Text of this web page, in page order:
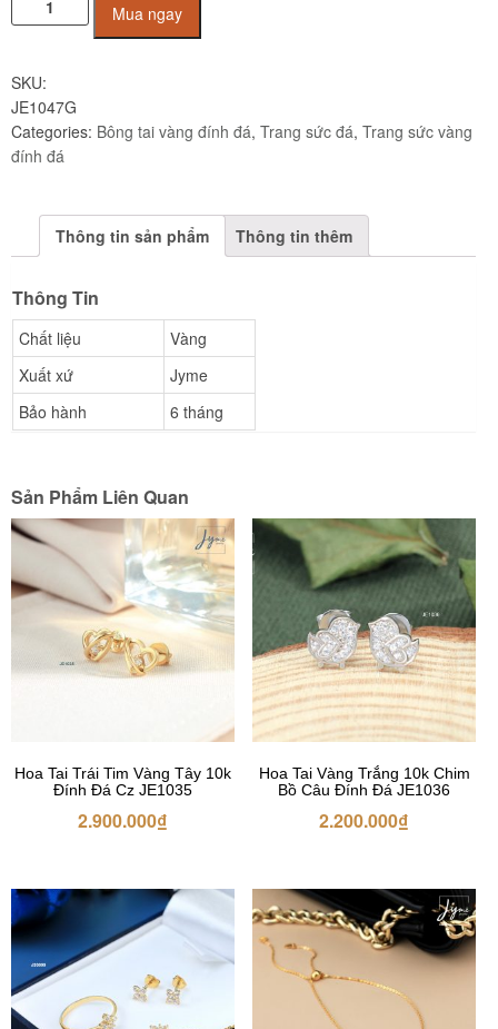
Tai
Tây
Đính
Đá
JE1047
Mua ngay
SKU:
JE1047G
Categories: Bông tai vàng đính đá, Trang sức đá, Trang sức vàng
đính đá
Thông tin sản phẩm Thông tin thêm
Thông Tin
Chất liệu
Vàng
Xuất xứ
Jyme
Bảo hành
6 tháng
Sản Phẩm Liên Quan
Hoa Tai Trái Tim Vàng Tây 10k
Đính Đá Cz JE1035
2.900.000₫
Hoa Tai Vàng Trắng 10k Chim
Bồ Câu Đính Đá JE1036
2.200.000₫